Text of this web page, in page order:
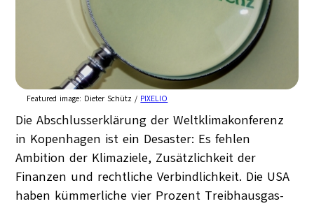
Featured image: Dieter Schütz / PIXELIO
Die Abschlusserklärung der Weltklimakonferenz
in Kopenhagen ist ein Desaster: Es fehlen
Ambition der Klimaziele, Zusätzlichkeit der
Finanzen und rechtliche Verbindlichkeit. Die USA
haben kümmerliche vier Prozent Treibhausgas-